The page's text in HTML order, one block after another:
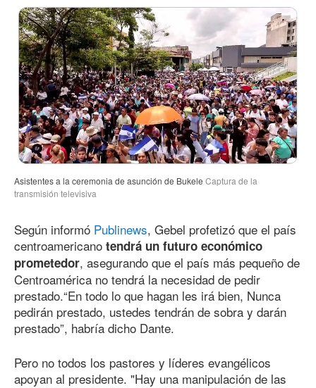
Asistentes a la ceremonia de asunción de Bukele Captura de la
transmisión televisiva
Según informó Publinews, Gebel profetizó que el país
centroamericano tendrá un futuro económico
prometedor, asegurando que el país más pequeño de
Centroamérica no tendrá la necesidad de pedir
prestado.“En todo lo que hagan les irá bien, Nunca
pedirán prestado, ustedes tendrán de sobra y darán
prestado”, habría dicho Dante.
Pero no todos los pastores y líderes evangélicos
apoyan al presidente. "Hay una manipulación de las